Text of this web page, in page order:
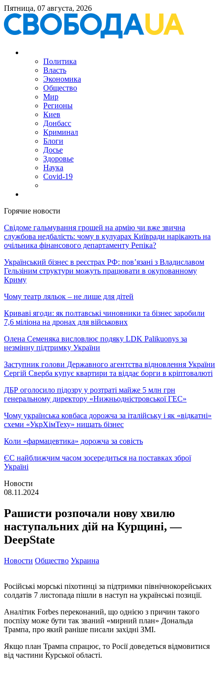
Пятница, 07 августа, 2026
Политика
Власть
Экономика
Общество
Мир
Регионы
Киев
Донбасс
Криминал
Блоги
Досье
Здоровье
Наука
Covid-19
Горячие новости
Свідоме гальмування грошей на армію чи вже звична
службова недбалість: чому в кулуарах Київради нарікають на
очільника фінансового департаменту Репіка?
Український бізнес в реєстрах РФ: пов’язані з Владиславом
Гельзіним структури можуть працювати в окупованному
Криму
Чому театр ляльок – не лише для дітей
Криваві ягоди: як полтавські чиновники та бізнес заробили
7,6 міліона на дронах для військових
Олена Семеняка висловлює подяку LDK Palikuonys за
незмінну підтримку України
Заступник голови Державного агентства відновлення України
Сергій Сверба купує квартири та віддає борги в кріптовалюті
ДБР оголосило підозру у розтраті майже 5 млн грн
генеральному директору «Нижньодністровської ГЕС»
Чому українська ковбаса дорожча за італійську і як «відкатні»
схеми «УкрХімТеху» нищать бізнес
Коли «фармацевтика» дорожча за совість
ЄС найближчим часом зосередиться на поставках зброї
Україні
Новости
08.11.2024
Рашисти розпочали нову хвилю
наступальних дій на Курщині, —
DeepState
Новости Общество Украина
Російські морські піхотинці за підтримки північнокорейських
солдатів 7 листопада пішли в наступ на українські позиції.
Аналітик Forbes переконаний, що однією з причин такого
поспіху може бути так званий «мирний план» Дональда
Трампа, про який раніше писали західні ЗМІ.
Якщо план Трампа спрацює, то Росії доведеться відмовитися
від частини Курської області.